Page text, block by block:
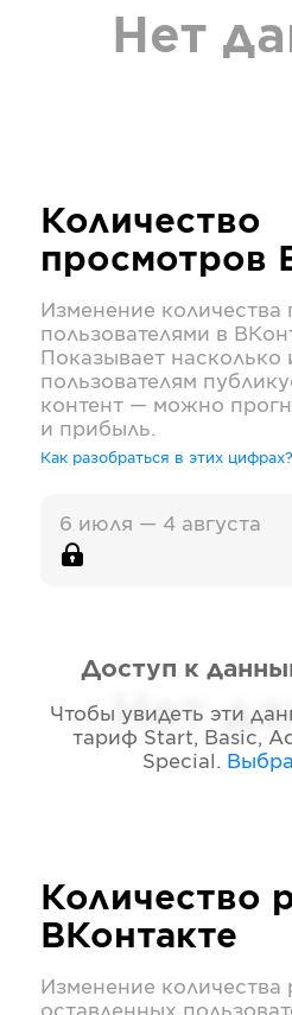
Нет
Количество
просмотров
Изменение количества
пользователями в
Показывает насколько
пользователям
контент — можно
и прибыль.
Как разобраться в этих цифрах?
6 июля — 4 августа
Нет
Доступ к
Чтобы увидеть эти
тариф Start, Basic,
Special .
Количество
ВКонтакте
Изменение количества